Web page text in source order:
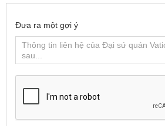
Đưa ra một gợi ý